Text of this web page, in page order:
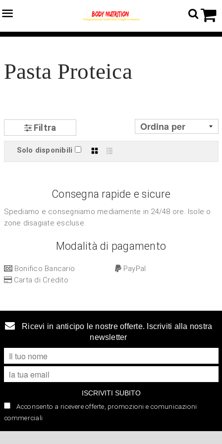
Home Catalogo prodotti ›
Ketogenica e Fit Food
Pasta Proteica
Filtra
Solo disponibili
GrigliaLista
Consegna rapide e sicure
Spediamo e consegniamo mediamente in 24/48 ore. Isole o
zone disagiate escluse.
Modalità di pagamento
Bonifico Bancario
Carta di Credito
PayPal
Ricevi in anticipo le nostre offerte. Iscriviti alla nostra
newsletter
ISCRIVITI SUBITO
Acconsento a ricevere offerte, promozioni e comunicazioni
commerciali